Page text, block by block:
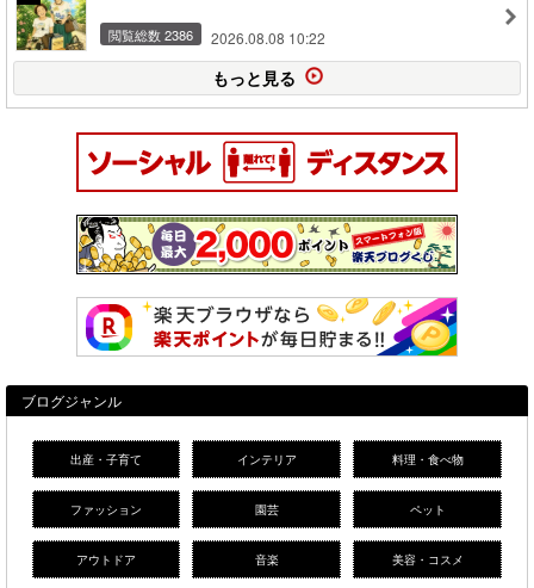
閲覧総数 2386 2026.08.08 10:22
もっと見る
ブログジャンル
出産・子育て インテリア 料理・食べ物
ファッション 園芸 ペット
アウトドア 音楽 美容・コスメ